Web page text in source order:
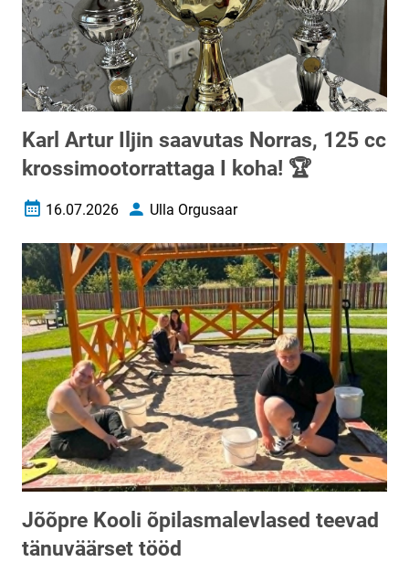
Karl Artur Iljin saavutas Norras, 125 cc
krossimootorrattaga I koha! 🏆
Loomise kuupäev
16.07.2026 AutorUlla Orgusaar
Jõõpre Kooli õpilasmalevlased teevad
tänuväärset tööd